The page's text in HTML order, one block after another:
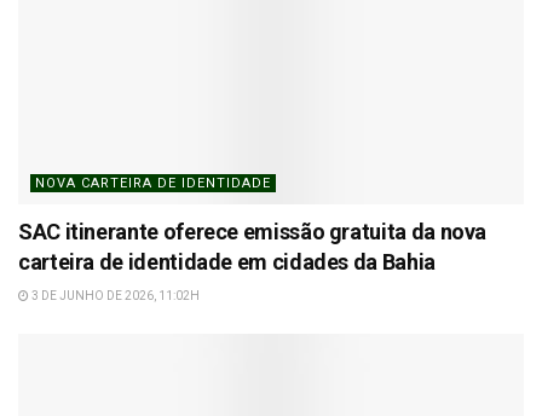
NOVA CARTEIRA DE IDENTIDADE
SAC itinerante oferece emissão gratuita da nova
carteira de identidade em cidades da Bahia
3 DE JUNHO DE 2026, 11:02H